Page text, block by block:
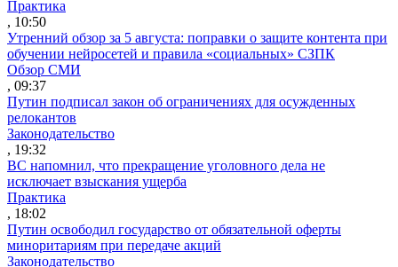
Практика
, 10:50
Утренний обзор за 5 августа: поправки о защите контента при
обучении нейросетей и правила «социальных» СЗПК
Обзор СМИ
, 09:37
Путин подписал закон об ограничениях для осужденных
релокантов
Законодательство
, 19:32
ВС напомнил, что прекращение уголовного дела не
исключает взыскания ущерба
Практика
, 18:02
Путин освободил государство от обязательной оферты
миноритариям при передаче акций
Законодательство